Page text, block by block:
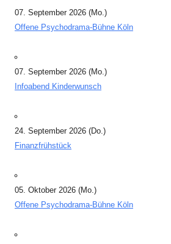
07. September 2026 (Mo.)
Offene Psychodrama-Bühne Köln
07. September 2026 (Mo.)
Infoabend Kinderwunsch
24. September 2026 (Do.)
Finanzfrühstück
05. Oktober 2026 (Mo.)
Offene Psychodrama-Bühne Köln